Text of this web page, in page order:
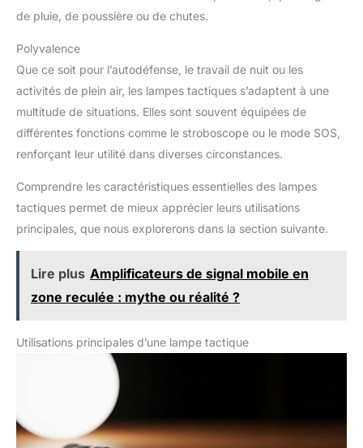
de pluie, de poussière ou de chutes.
Polyvalence
Que ce soit pour l’autodéfense, le travail de nuit ou les
activités de plein air, les lampes tactiques s’adaptent à une
multitude de situations. Elles sont souvent équipées de
différentes fonctions comme le stroboscope ou le mode SOS,
renforçant leur utilité dans diverses circonstances.
Comprendre les caractéristiques essentielles des lampes
tactiques permet de mieux apprécier leurs utilisations
principales, que nous explorerons dans la section suivante.
Lire plus Amplificateurs de signal mobile en
zone reculée : mythe ou réalité ?
Utilisations principales d’une lampe tactique